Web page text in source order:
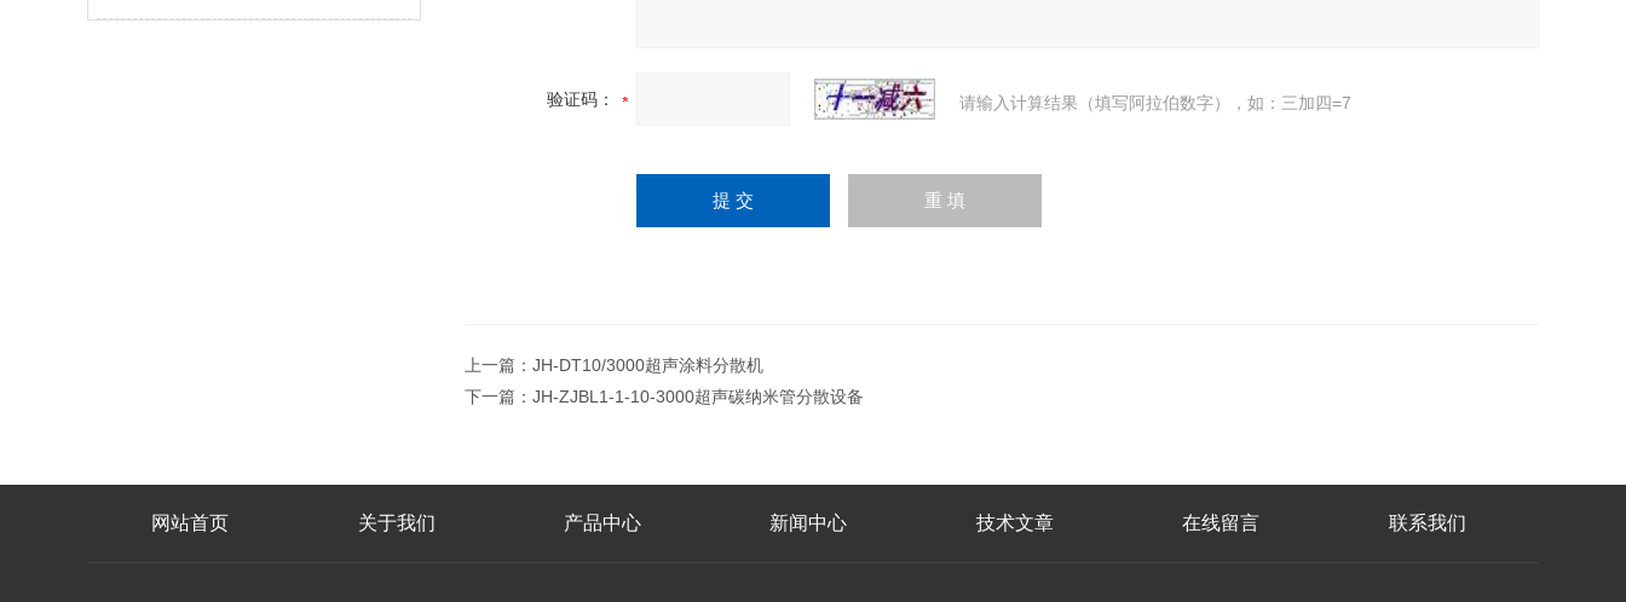
验证码： 请输入计算结果（填写阿拉伯数字），如：三加四=7
上一篇： JH-DT10/3000超声涂料分散机
下一篇： JH-ZJBL1-1-10-3000超声碳纳米管分散设备
网站首页 关于我们 产品中心 新闻中心 技术文章 在线留言 联系我们